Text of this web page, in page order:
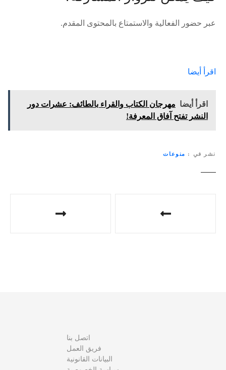
عبر حضور الفعالية والاستمتاع بالمحتوى المقدم.
اقرأ أيضا
اقرأ أيضا مهرجان الكتاب والقراء بالطائف: عشرات دور
النشر تفتح آفاق المعرفة!
نشر في منوعات
اتصل بنا
فريق العمل
البيانات القانونية